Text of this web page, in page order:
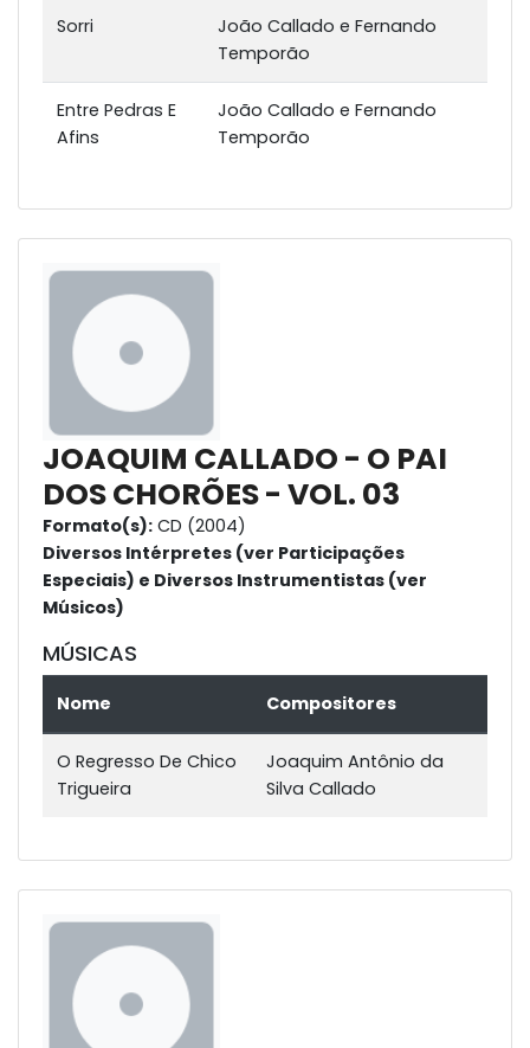
Sorri
João Callado e Fernando
Temporão
Entre Pedras E
Afins
João Callado e Fernando
Temporão
JOAQUIM CALLADO - O PAI
DOS CHORÕES - VOL. 03
Formato(s): CD (2004)
Diversos Intérpretes (ver Participações
Especiais) e Diversos Instrumentistas (ver
Músicos)
MÚSICAS
Nome Compositores
O Regresso De Chico
Trigueira
Joaquim Antônio da
Silva Callado